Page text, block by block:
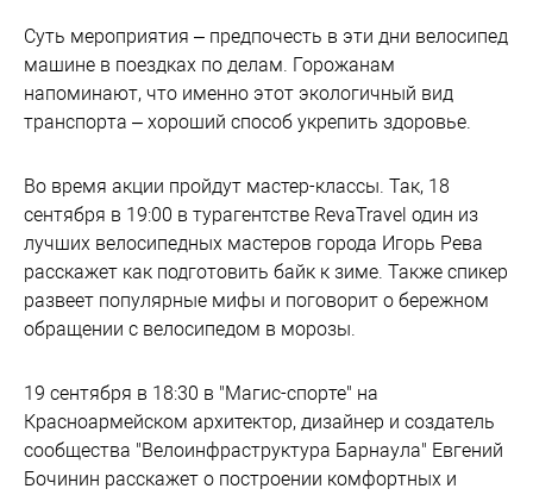
Суть мероприятия – предпочесть в эти дни велосипед
машине в поездках по делам. Горожанам
напоминают, что именно этот экологичный вид
транспорта – хороший способ укрепить здоровье.
Во время акции пройдут мастер-классы. Так, 18
сентября в 19:00 в турагентстве RevaTravel один из
лучших велосипедных мастеров города Игорь Рева
расскажет как подготовить байк к зиме. Также спикер
развеет популярные мифы и поговорит о бережном
обращении с велосипедом в морозы.
19 сентября в 18:30 в "Магис-спорте" на
Красноармейском архитектор, дизайнер и создатель
сообщества "Велоинфраструктура Барнаула" Евгений
Бочинин расскажет о построении комфортных и